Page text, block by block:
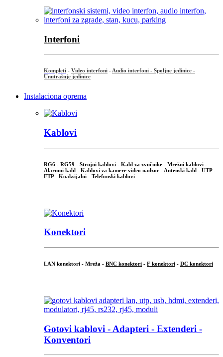
Interfoni
Kompleti - Video interfoni - Audio interfoni - Spoljne jedinice -
Unutrašnje jedinice
Instalaciona oprema
Kablovi
RG6 - RG59 - Strujni kablovi - Kabl za zvučnike - Mrežni kablovi -
Alarmni kabl - Kablovi za kamere video nadzor - Antenski kabl - UTP-
FTP- Koaksijalni - Telefonski kablovi
Konektori
LAN konektori - Mreža - BNC konektori - F konektori - DC konektori
Gotovi kablovi - Adapteri - Extenderi -
Konventori